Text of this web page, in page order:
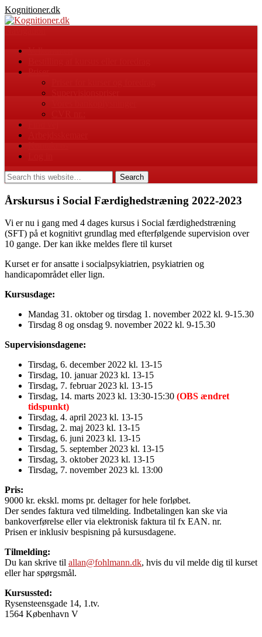
Kognitioner.dk
Årskursus i Social Færdighedstræning 2022-2023
Vi er nu i gang med 4 dages kursus i Social færdighedstræning
(SFT) på et kognitivt grundlag med efterfølgende supervision over
10 gange. Der kan ikke meldes flere til kurset
Kurset er for ansatte i socialpsykiatrien, psykiatrien og
handicapområdet eller lign.
Kursusdage:
Mandag 31. oktober og tirsdag 1. november 2022 kl. 9-15.30
Tirsdag 8 og onsdag 9. november 2022 kl. 9-15.30
Supervisionsdagene:
Tirsdag, 6. december 2022 kl. 13-15
Tirsdag, 10. januar 2023 kl. 13-15
Tirsdag, 7. februar 2023 kl. 13-15
Tirsdag, 14. marts 2023 kl. 13:30-15:30 (OBS ændret
tidspunkt)
Tirsdag, 4. april 2023 kl. 13-15
Tirsdag, 2. maj 2023 kl. 13-15
Tirsdag, 6. juni 2023 kl. 13-15
Tirsdag, 5. september 2023 kl. 13-15
Tirsdag, 3. oktober 2023 kl. 13-15
Tirsdag, 7. november 2023 kl. 13:00
Pris:
9000 kr. ekskl. moms pr. deltager for hele forløbet.
Der sendes faktura ved tilmelding. Indbetalingen kan ske via
bankoverførelse eller via elektronisk faktura til fx EAN. nr.
Prisen er inklusiv bespisning på kursusdagene.
Tilmelding:
Du kan skrive til allan@fohlmann.dk, hvis du vil melde dig til kurset
eller har spørgsmål.
Kursussted:
Rysensteensgade 14, 1.tv.
1564 København V